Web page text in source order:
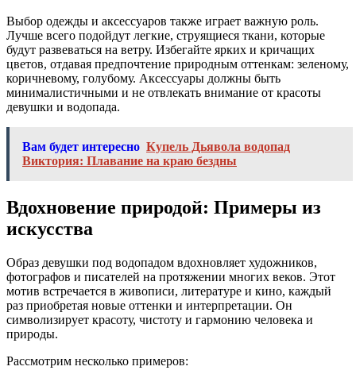
Выбор одежды и аксессуаров также играет важную роль.
Лучше всего подойдут легкие, струящиеся ткани, которые
будут развеваться на ветру. Избегайте ярких и кричащих
цветов, отдавая предпочтение природным оттенкам: зеленому,
коричневому, голубому. Аксессуары должны быть
минималистичными и не отвлекать внимание от красоты
девушки и водопада.
Вам будет интересно Купель Дьявола водопад
Виктория: Плавание на краю бездны
Вдохновение природой: Примеры из
искусства
Образ девушки под водопадом вдохновляет художников,
фотографов и писателей на протяжении многих веков. Этот
мотив встречается в живописи, литературе и кино, каждый
раз приобретая новые оттенки и интерпретации. Он
символизирует красоту, чистоту и гармонию человека и
природы.
Рассмотрим несколько примеров: